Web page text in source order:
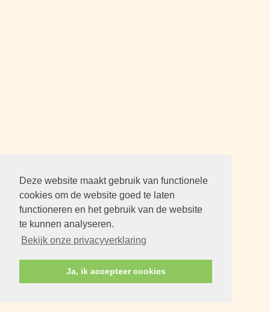
Deze website maakt gebruik van functionele
cookies om de website goed te laten
functioneren en het gebruik van de website
te kunnen analyseren.
Bekijk onze privacyverklaring
Ja, ik accepteer cookies